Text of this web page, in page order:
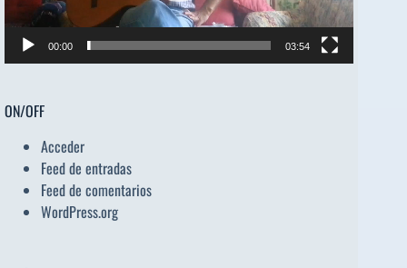
00:00 03:54
ON/OFF
Acceder
Feed de entradas
Feed de comentarios
WordPress.org